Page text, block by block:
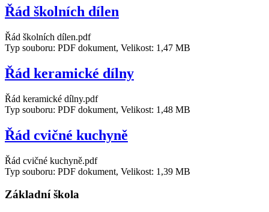
Řád školních dílen
Řád školních dílen.pdf
Typ souboru: PDF dokument, Velikost: 1,47 MB
Řád keramické dílny
Řád keramické dílny.pdf
Typ souboru: PDF dokument, Velikost: 1,48 MB
Řád cvičné kuchyně
Řád cvičné kuchyně.pdf
Typ souboru: PDF dokument, Velikost: 1,39 MB
Základní škola